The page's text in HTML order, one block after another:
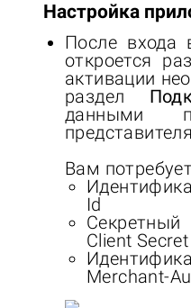
Настройка
После входа
откроется
активации
раздел
данными
Вам
Id
Client Secret
Merchant-